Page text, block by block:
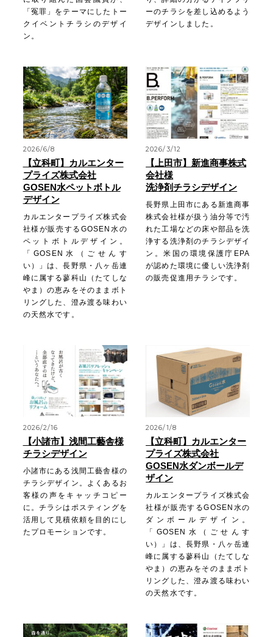
「冤罪」をテーマにしたトー
クイベントチラシのデザイ
ン。
ーのチラシを差し込めるよう
デザインしました。
2026/6/8
【立科町】カルエンター
プライズ株式会社
GOSEN水ペットボトル
デザイン
カルエンタープライズ株式会
社様が販売するGOSEN水の
ペットボトルデザイン。
「GOSEN水（ごせんす
い）」は、長野県・八ヶ岳連
峰に属する蓼科山（たてしな
やま）の恵みをそのままボト
リングした、澄み渡る味わい
の天然水です。
2026/3/12
【上田市】新進商事株式
会社様
洗浄剤チラシデザイン
長野県上田市にある新進商事
株式会社様が扱う油分等で汚
れた工場などの床や部品を洗
浄する洗浄剤のチラシデザイ
ン。米国の環境保護庁EPA
が認めた環境に優しい洗浄剤
の販売促進用チラシです。
2026/2/16
【小諸市】浅間工藝舎様
チラシデザイン
小諸市にある浅間工藝舎様の
チラシデザイン。よくあるお
客様の声をキャッチコピー
に。チラシはポスティングを
活用して見積依頼を目的にし
たプロモーションです。
2026/1/8
【立科町】カルエンター
プライズ株式会社
GOSEN水ダンボールデ
ザイン
カルエンタープライズ株式会
社様が販売するGOSEN水の
ダンボールデザイン。
「GOSEN水（ごせんす
い）」は、長野県・八ヶ岳連
峰に属する蓼科山（たてしな
やま）の恵みをそのままボト
リングした、澄み渡る味わい
の天然水です。